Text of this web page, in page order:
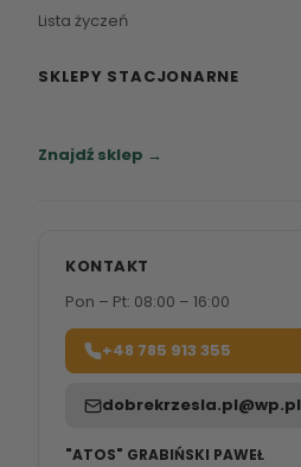
Lista życzeń
SKLEPY STACJONARNE
Znajdź sklep →
KONTAKT
Pon – Pt: 08:00 – 16:00
+48 785 913 355
dobrekrzesla.pl@wp.pl
"ATOS" GRABIŃSKI PAWEŁ